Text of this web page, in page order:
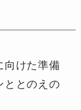
向けた準備
ととのえの